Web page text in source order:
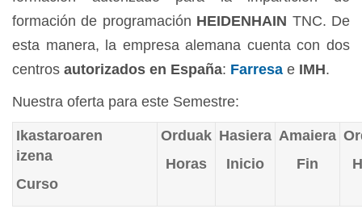
formación de programación HEIDENHAIN TNC. De
esta manera, la empresa alemana cuenta con dos
centros autorizados en España: Farresa e IMH.
Nuestra oferta para este Semestre:
Ikastaroaren
izena
Curso
Orduak
Horas
Hasiera
Inicio
Amaiera
Fin